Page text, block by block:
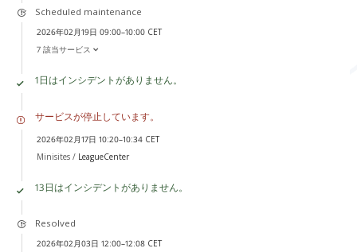
Scheduled maintenance
2026年02月19日 09:00–10:00 CET
7 該当サービス
1日はインシデントがありません。
サービスが停止しています。
2026年02月17日 10:20–10:34 CET
Minisites / LeagueCenter
13日はインシデントがありません。
Resolved
2026年02月03日 12:00–12:08 CET